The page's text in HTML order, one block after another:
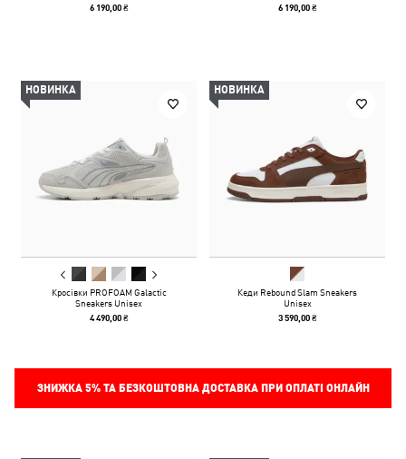
6 190,00 ₴ 6 190,00 ₴
НОВИНКА
Кросівки PROFOAM Galactic
Sneakers Unisex
4 490,00 ₴
НОВИНКА
Кеди Rebound Slam Sneakers
Unisex
3 590,00 ₴
ЗНИЖКА 5%ТА БЕЗКОШТОВНА ДОСТАВКА ПРИ ОПЛАТІ ОНЛАЙН